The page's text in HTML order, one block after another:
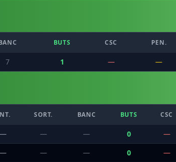
BUTS CSC PEN.
7 1 — —
SORT. BANC BUTS CSC
— — — 0 —
— — — 0 —